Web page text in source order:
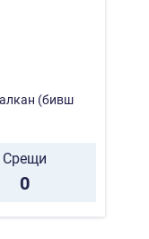
(бивш
Срещи
0